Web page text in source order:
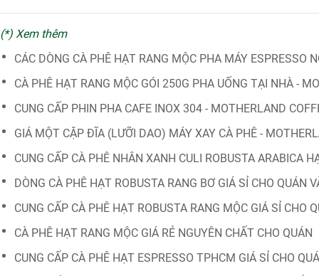
(*) Xem thêm
CÁC DÒNG CÀ PHÊ HẠT RANG MỘC PHA MÁY ESPRESSO
CÀ PHÊ HẠT RANG MỘC GÓI 250G PHA UỐNG TẠI NHÀ -
CUNG CẤP PHIN PHA CAFE INOX 304 - MOTHERLAND
GIÁ MỘT CẶP ĐĨA (LƯỠI DAO) MÁY XAY CÀ PHÊ -
CUNG CẤP CÀ PHÊ NHÂN XANH CULI ROBUSTA ARABICA
DÒNG CÀ PHÊ HẠT ROBUSTA RANG BƠ GIÁ SỈ CHO QUÁN
CUNG CẤP CÀ PHÊ HẠT ROBUSTA RANG MỘC GIÁ SỈ CHO
CÀ PHÊ HẠT RANG MỘC GIÁ RẺ NGUYÊN CHẤT CHO QUÁN
CUNG CẤP CÀ PHÊ HẠT ESPRESSO TPHCM GIÁ SỈ CHO